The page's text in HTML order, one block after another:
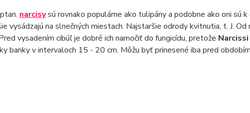
narcisysú rovnako populárne ako tulipány a podobne ako oni sú
vysádzajú na slnečných miestach. Najstaršie odrody kvitnutia, t. J. Od
vysadením cibúľ je dobré ich namočiť do fungicídu, pretože Narcissi
banky v intervaloch 15 - 20 cm. Môžu byť prinesené iba pred